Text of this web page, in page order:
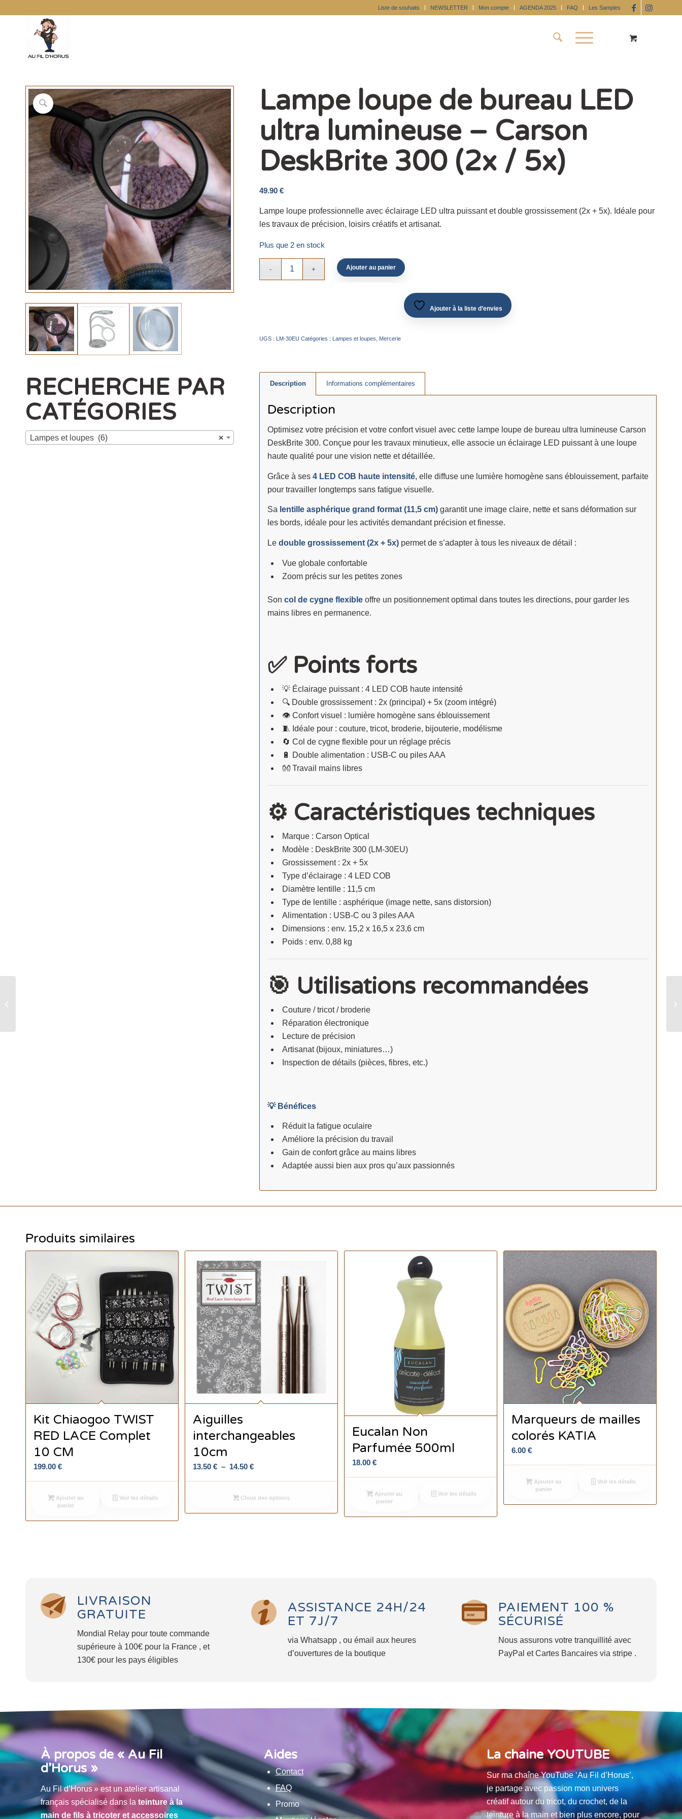
Liste de souhaits NEWSLETTER Mon compte AGENDA 2025 FAQ Les Samples
RECHERCHE PAR
CATÉGORIES
×
Lampes et loupes (6)
Lampe loupe de bureau LED
ultra lumineuse – Carson
DeskBrite 300 (2x / 5x)
49.90 €
Lampe loupe professionnelle avec éclairage LED ultra puissant et double grossissement (2x + 5x). Idéale pour
les travaux de précision, loisirs créatifs et artisanat.
Plus que 2 en stock
Ajouter au panier
Ajouter à la liste d’envies
UGS : LM-30EU Catégories : Lampes et loupes Mercerie
Description Informations complémentaires
Description
Optimisez votre précision et votre confort visuel avec cette lampe loupe de bureau ultra lumineuse Carson
DeskBrite 300. Conçue pour les travaux minutieux, elle associe un éclairage LED puissant à une loupe
haute qualité pour une vision nette et détaillée.
Grâce à ses 4 LED COB haute intensité, elle diffuse une lumière homogène sans éblouissement, parfaite
pour travailler longtemps sans fatigue visuelle.
Sa lentille asphérique grand format (11,5 cm)garantit une image claire, nette et sans déformation sur
les bords, idéale pour les activités demandant précision et finesse.
Le double grossissement (2x + 5x)permet de s’adapter à tous les niveaux de détail :
Vue globale confortable
Zoom précis sur les petites zones
Son col de cygne flexibleoffre un positionnement optimal dans toutes les directions, pour garder les
mains libres en permanence.
✅ Points forts
💡 Éclairage puissant : 4 LED COB haute intensité
🔍 Double grossissement : 2x (principal) + 5x (zoom intégré)
👁️ Confort visuel : lumière homogène sans éblouissement
🧵 Idéale pour : couture, tricot, broderie, bijouterie, modélisme
🔄 Col de cygne flexible pour un réglage précis
🔋 Double alimentation : USB-C ou piles AAA
👐 Travail mains libres
⚙️ Caractéristiques techniques
Marque : Carson Optical
Modèle : DeskBrite 300 (LM-30EU)
Grossissement : 2x + 5x
Type d’éclairage : 4 LED COB
Diamètre lentille : 11,5 cm
Type de lentille : asphérique (image nette, sans distorsion)
Alimentation : USB-C ou 3 piles AAA
Dimensions : env. 15,2 x 16,5 x 23,6 cm
Poids : env. 0,88 kg
🎯 Utilisations recommandées
Couture / tricot / broderie
Réparation électronique
Lecture de précision
Artisanat (bijoux, miniatures…)
Inspection de détails (pièces, fibres, etc.)
💡 Bénéfices
Réduit la fatigue oculaire
Améliore la précision du travail
Gain de confort grâce au mains libres
Adaptée aussi bien aux pros qu’aux passionnés
Produits similaires
Kit Chiaogoo TWIST
RED LACE Complet
10 CM
199.00 €
Ajouter au
panier
Voir les détails
Aiguilles
interchangeables
10cm
13.50€ – 14.50€Plage
13.50 €
à
Choix des options
Eucalan Non
Parfumée 500ml
18.00€
Ajouter au
panier
Voir les détails
Marqueurs de mailles
colorés KATIA
6.00€
Ajouter au
panier
Voir les détails
LIVRAISON
GRATUITE
Mondial Relay pour toute commande
supérieure à 100€ pour la France , et
130€ pour les pays éligibles
ASSISTANCE 24H/24
ET 7J/7
via Whatsapp , ou émail aux heures
d’ouvertures de la boutique
PAIEMENT 100 %
SÉCURISÉ
Nous assurons votre tranquillité avec
PayPal et Cartes Bancaires via stripe .
À propos de « Au Fil
d’Horus »
Au Fil d’Horus » est un atelier artisanal
français spécialisé dans la teinture à la
main de fils à tricoter et accessoires
Aides
Contact
FAQ
Promo
La chaine YOUTUBE
Sur ma chaîne YouTube ‘Au Fil d’Horus’,
je partage avec passion mon univers
créatif autour du tricot, du crochet, de la
teinture à la main et bien plus encore, pour